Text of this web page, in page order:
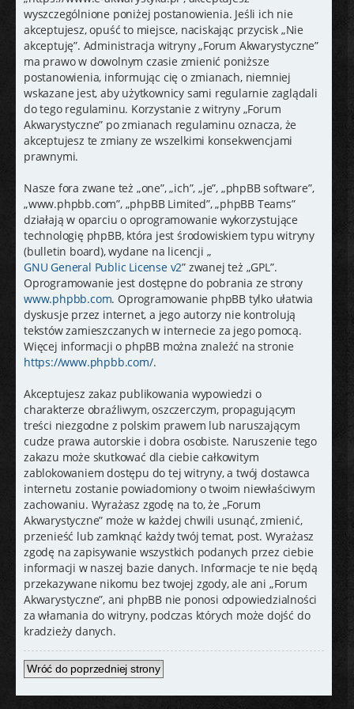
wyszczególnione poniżej postanowienia. Jeśli ich nie
akceptujesz, opuść to miejsce, naciskając przycisk „Nie
akceptuję”. Administracja witryny „Forum Akwarystyczne”
ma prawo w dowolnym czasie zmienić poniższe
postanowienia, informując cię o zmianach, niemniej
wskazane jest, aby użytkownicy sami regularnie zaglądali
do tego regulaminu. Korzystanie z witryny „Forum
Akwarystyczne” po zmianach regulaminu oznacza, że
akceptujesz te zmiany ze wszelkimi konsekwencjami
prawnymi.
Nasze fora zwane też „one”, „ich”, „je”, „phpBB software”,
„www.phpbb.com”, „phpBB Limited”, „phpBB Teams”
działają w oparciu o oprogramowanie wykorzystujące
technologię phpBB, która jest środowiskiem typu witryny
(bulletin board), wydane na licencji „
GNU General Public License v2” zwanej też „GPL”.
Oprogramowanie jest dostępne do pobrania ze strony
www.phpbb.com. Oprogramowanie phpBB tylko ułatwia
dyskusje przez internet, a jego autorzy nie kontrolują
tekstów zamieszczanych w internecie za jego pomocą.
Więcej informacji o phpBB można znaleźć na stronie
https://www.phpbb.com/.
Akceptujesz zakaz publikowania wypowiedzi o
charakterze obraźliwym, oszczerczym, propagującym
treści niezgodne z polskim prawem lub naruszającym
cudze prawa autorskie i dobra osobiste. Naruszenie tego
zakazu może skutkować dla ciebie całkowitym
zablokowaniem dostępu do tej witryny, a twój dostawca
internetu zostanie powiadomiony o twoim niewłaściwym
zachowaniu. Wyrażasz zgodę na to, że „Forum
Akwarystyczne” może w każdej chwili usunąć, zmienić,
przenieść lub zamknąć każdy twój temat, post. Wyrażasz
zgodę na zapisywanie wszystkich podanych przez ciebie
informacji w naszej bazie danych. Informacje te nie będą
przekazywane nikomu bez twojej zgody, ale ani „Forum
Akwarystyczne”, ani phpBB nie ponosi odpowiedzialności
za włamania do witryny, podczas których może dojść do
kradzieży danych.
Wróć do poprzedniej strony